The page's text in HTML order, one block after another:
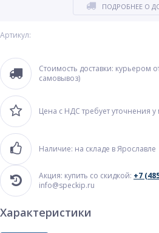
Артикул:
Стоимость доставки: курьером
самовывоз)
Цена с НДС требует уточнения
Наличие: на складе в Ярославле
Акция: купить со скидкой: +7
info@speckip.ru
ПОДРОБНЕЕ О
Характеристики